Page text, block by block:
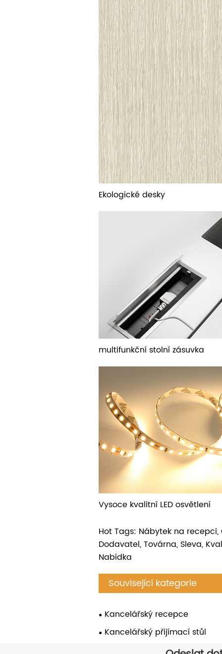
Ekologické desky
multifunkční stolní zásuvka
Vysoce kvalitní LED osvětlení
Hot Tags: Nábytek na recepci,
Dodavatel, Továrna, Sleva,
Nabídka
Související kategorie
Kancelářský recepce
Kancelářský přijímací stůl